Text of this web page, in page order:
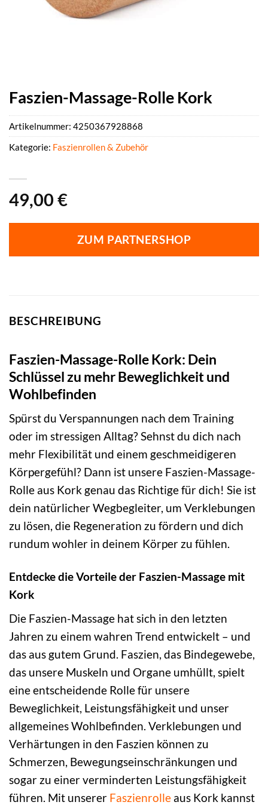
Faszien-Massage-Rolle Kork
49,00 €
ZUM PARTNERSHOP
Artikelnummer: 4250367928868
Kategorie: Faszienrollen & Zubehör
BESCHREIBUNG
Faszien-Massage-Rolle Kork: Dein
Schlüssel zu mehr Beweglichkeit und
Wohlbefinden
Spürst du Verspannungen nach dem Training
oder im stressigen Alltag? Sehnst du dich nach
mehr Flexibilität und einem geschmeidigeren
Körpergefühl? Dann ist unsere Faszien-Massage-
Rolle aus Kork genau das Richtige für dich! Sie ist
dein natürlicher Wegbegleiter, um Verklebungen
zu lösen, die Regeneration zu fördern und dich
rundum wohler in deinem Körper zu fühlen.
Entdecke die Vorteile der Faszien-Massage mit
Kork
Die Faszien-Massage hat sich in den letzten
Jahren zu einem wahren Trend entwickelt – und
das aus gutem Grund. Faszien, das Bindegewebe,
das unsere Muskeln und Organe umhüllt, spielt
eine entscheidende Rolle für unsere
Beweglichkeit, Leistungsfähigkeit und unser
allgemeines Wohlbefinden. Verklebungen und
Verhärtungen in den Faszien können zu
Schmerzen, Bewegungseinschränkungen und
sogar zu einer verminderten Leistungsfähigkeit
führen. Mit unserer Faszienrolle aus Kork kannst